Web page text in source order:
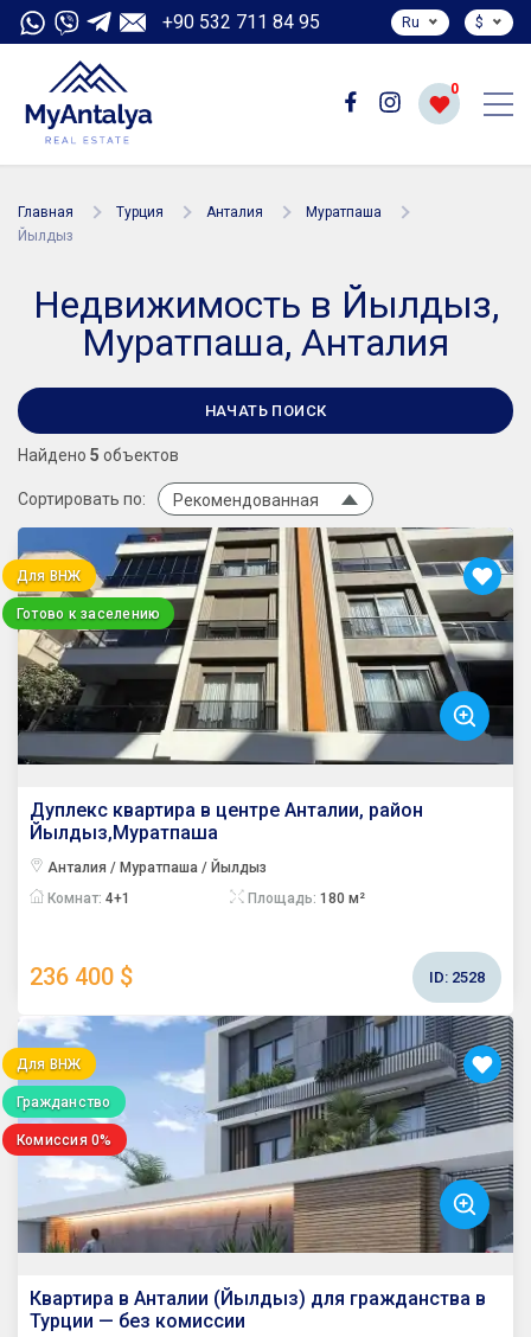
+90 532 711 84 95 Ru $
0
Главная Турция Анталия
Муратпаша
Йылдыз
Недвижимость в Йылдыз,
Муратпаша, Анталия
НАЧАТЬ ПОИСК
Найдено 5 объектов
Сортировать по: Рекомендованная
Для ВНЖ
Готово к заселению
Дуплекс квартира в центре Анталии, район
Йылдыз,Муратпаша
Анталия / Муратпаша / Йылдыз
Комнат: 4+1 Площадь: 180 м²
236 400 $ ID: 2528
Для ВНЖ
Гражданство
Комиссия 0%
Квартира в Анталии (Йылдыз) для гражданства в
Турции — без комиссии